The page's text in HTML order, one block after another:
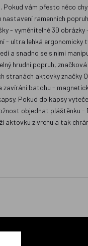
vám přesto něco
ramenních
- vyměnitelné 3D obrázky
- ultra lehká ergonomicky
a snadno se s nimi
hrudní popruh, značková
aktovky značky
batohu -
Pokud do kapsy
objednat pláštěnku
aktovku z vrchu a tak